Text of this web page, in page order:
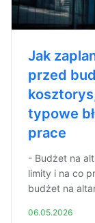
Jak
przed
typowe
prace
- Budżet na
limity i na co
budżet na
06.05.2026